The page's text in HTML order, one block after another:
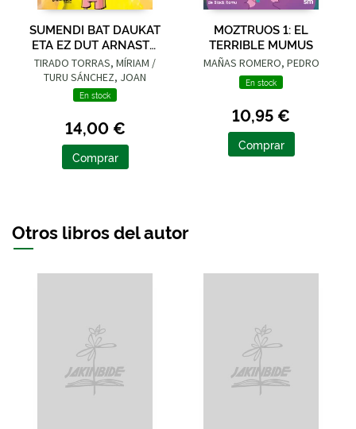
SUMENDI BAT DAUKAT
ETA EZ DUT ARNASTU
NAHI
TIRADO TORRAS, MÍRIAM /
TURU SÁNCHEZ, JOAN
En stock
14,00 €
Comprar
MOZTRUOS 1: EL
TERRIBLE MUMUS
MAÑAS ROMERO, PEDRO
En stock
10,95 €
Comprar
Otros libros del autor